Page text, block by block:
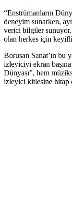
“Enstrümanların
deneyim sunarken,
verici bilgiler
olan herkes için
Borusan Sanat’ın bu
izleyiciyi ekran
Dünyası”, hem
izleyici kitlesine hitap